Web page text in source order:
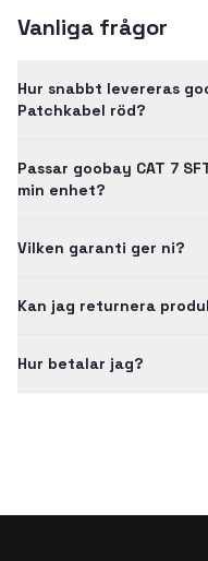
Vanliga frågor
Hur snabbt levereras
Patchkabel röd?
Passar goobay CAT 7
min enhet?
Vilken garanti ger ni?
Kan jag returnera
Hur betalar jag?